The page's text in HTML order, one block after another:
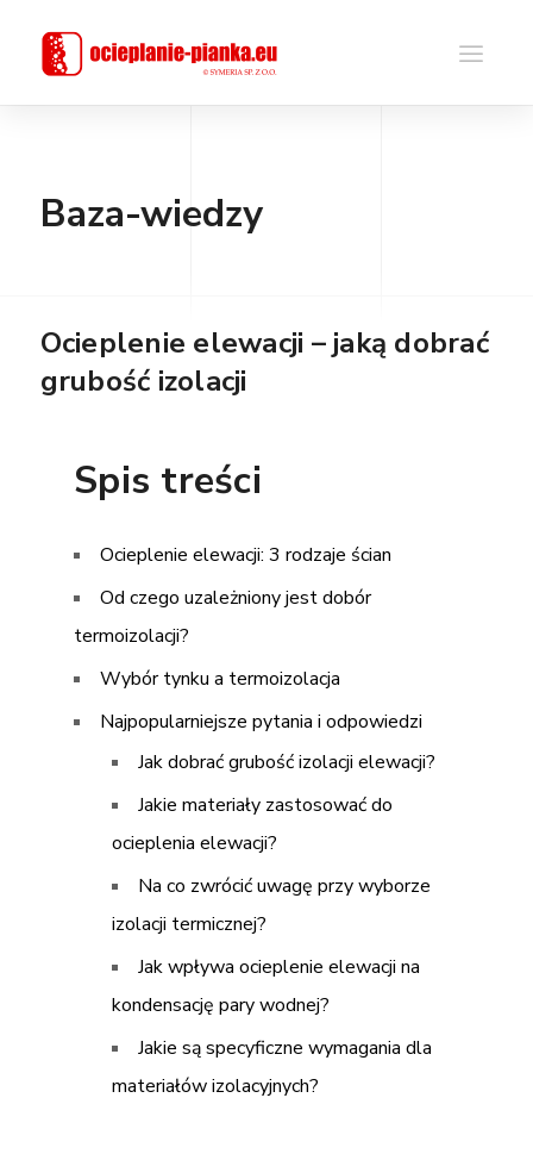
Baza-wiedzy
Ocieplenie elewacji – jaką dobrać
grubość izolacji
Spis treści
Ocieplenie elewacji: 3 rodzaje ścian
Od czego uzależniony jest dobór
termoizolacji?
Wybór tynku a termoizolacja
Najpopularniejsze pytania i odpowiedzi
Jak dobrać grubość izolacji elewacji?
Jakie materiały zastosować do
ocieplenia elewacji?
Na co zwrócić uwagę przy wyborze
izolacji termicznej?
Jak wpływa ocieplenie elewacji na
kondensację pary wodnej?
Jakie są specyficzne wymagania dla
materiałów izolacyjnych?